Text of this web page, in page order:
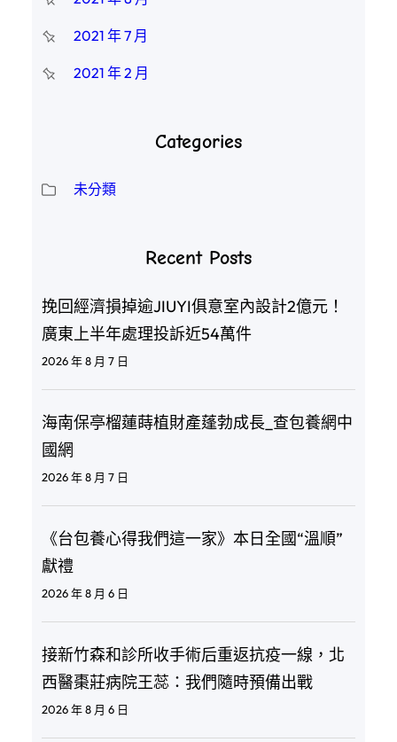
2021 年 7 月
2021 年 2 月
Categories
未分類
Recent Posts
挽回經濟損掉逾JIUYI俱意室內設計2億元！
廣東上半年處理投訴近54萬件
2026 年 8 月 7 日
海南保亭榴蓮蒔植財產蓬勃成長_查包養網中
國網
2026 年 8 月 7 日
《台包養心得我們這一家》本日全國“溫順”
獻禮
2026 年 8 月 6 日
接新竹森和診所收手術后重返抗疫一線，北
西醫棗莊病院王蕊：我們隨時預備出戰
2026 年 8 月 6 日